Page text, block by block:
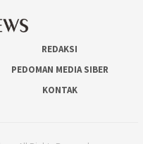
REDAKSI
PEDOMAN MEDIA SIBER
KONTAK